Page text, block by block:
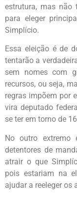
estrutura, mas não
para eleger
Simplício.
Essa eleição é de
tentarão a
sem nomes com
recursos, ou seja,
regras impõem por
vira deputado
se ter em torno de
No outro extremo
detentores de
atrair o que
pois estariam na
ajudar a reeleger os